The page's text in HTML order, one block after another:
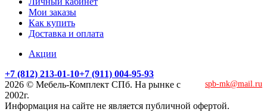
Мои заказы
Как купить
Доставка и оплата
Акции
+7 (812) 213-01-10+7 (911) 004-95-93
spb-mk@mail.ru
2026 © Мебель-Комплект СПб. На рынке с
2002г.
Информация на сайте не является публичной офертой.